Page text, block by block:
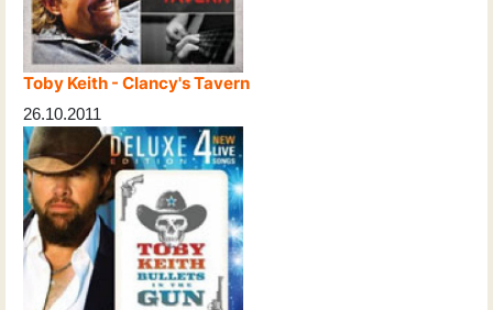
Toby Keith - Clancy's Tavern
26.10.2011